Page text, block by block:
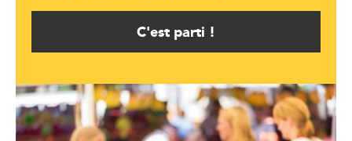
C'est parti !